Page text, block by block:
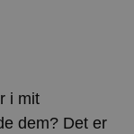
i mit
dem? Det er